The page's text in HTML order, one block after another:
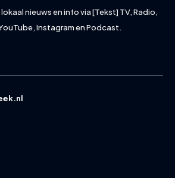
nieuws en info via [Tekst] TV, Radio,
Instagram en Podcast.